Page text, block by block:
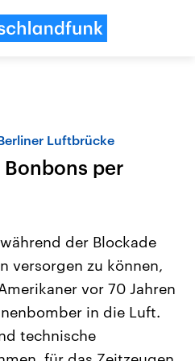
aus
Aktuelle Beiträge,
Hintergründe
Wirtschaftlich und
gehören die Vereinigten
den mächtigsten Ländern
mit großem Einfluss auf
Luftbrücke
per
der Blockade
versorgen zu können,
vor 70 Jahren
in die Luft.
technische